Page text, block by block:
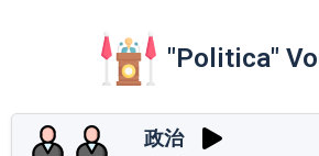
"Politica"
政治